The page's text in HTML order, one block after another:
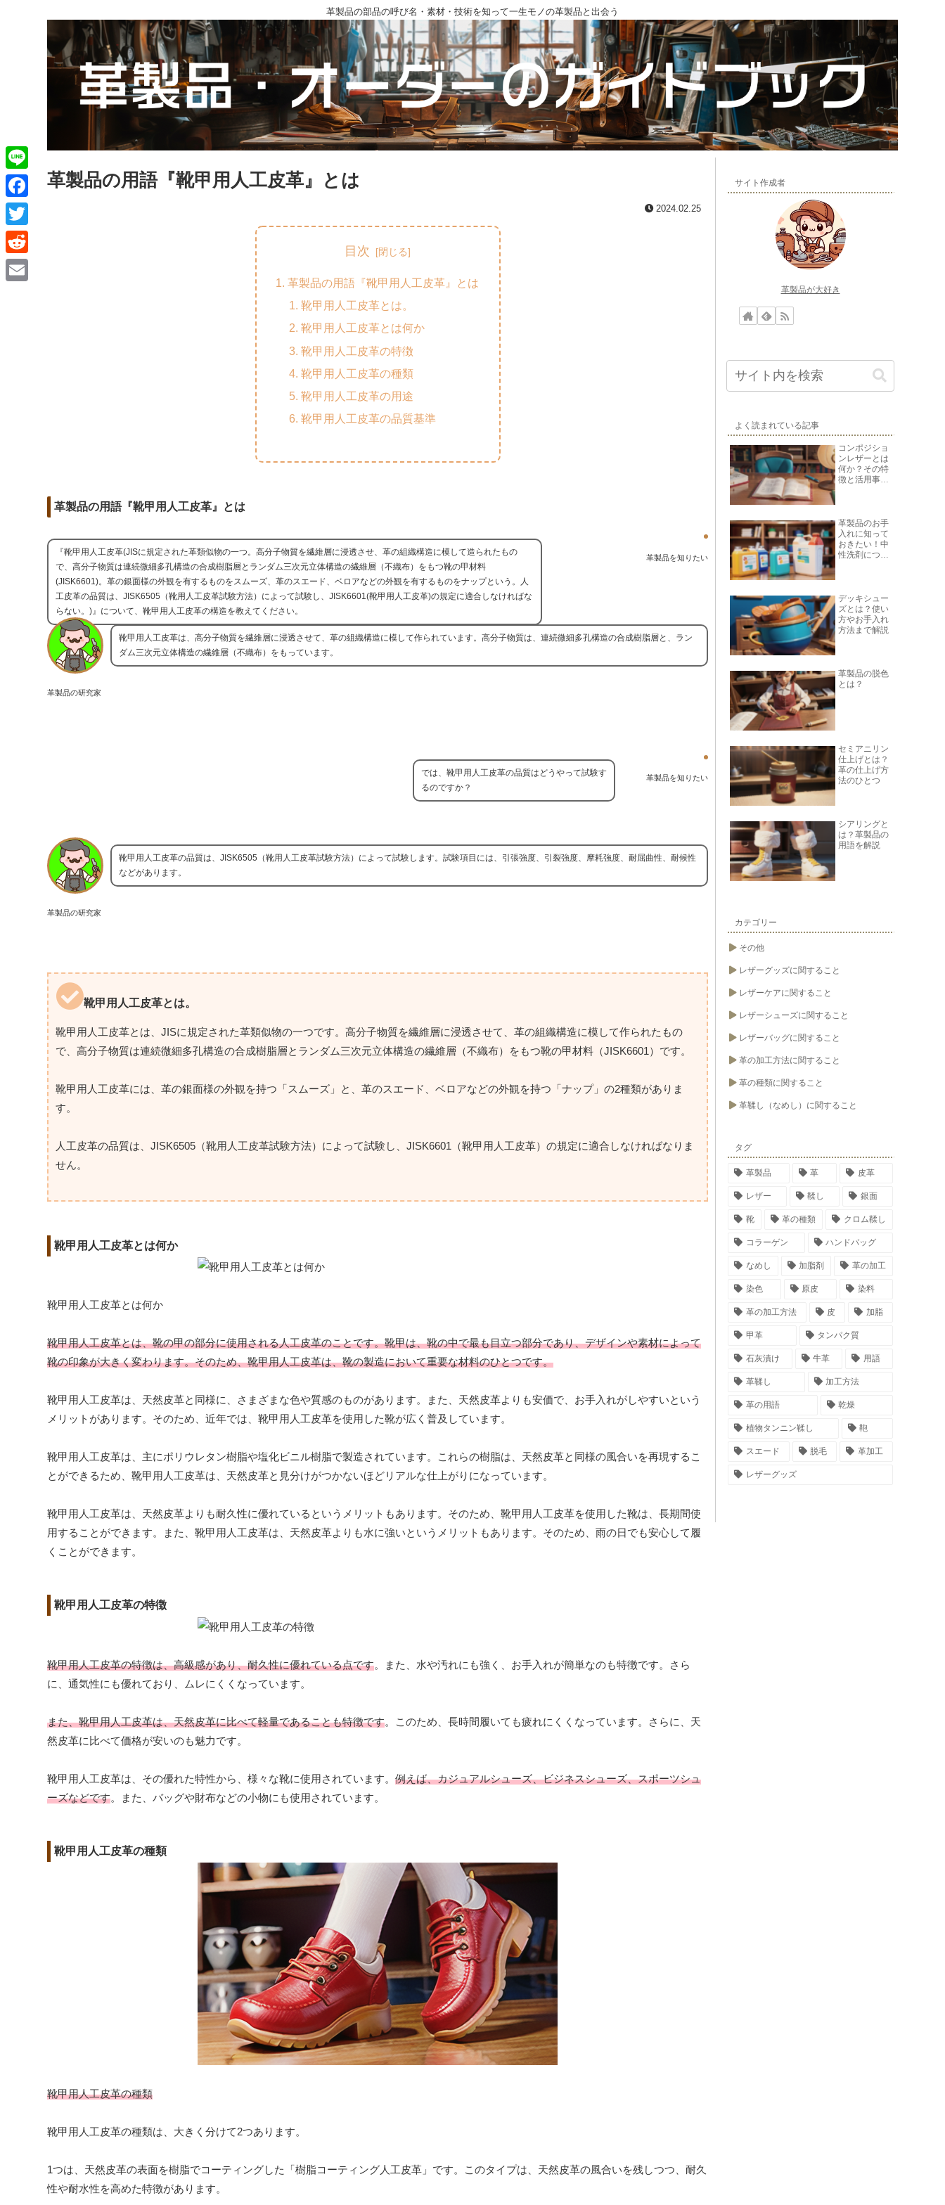
革製品の部品の呼び名・素材・技術を知って一生モノの革製品と出会う
革製品の用語『靴甲用人工皮革』とは
2024.02.25
目次
革製品の用語『靴甲用人工皮革』とは
靴甲用人工皮革とは。
靴甲用人工皮革とは何か
靴甲用人工皮革の特徴
靴甲用人工皮革の種類
靴甲用人工皮革の用途
靴甲用人工皮革の品質基準
革製品の用語『靴甲用人工皮革』とは
革製品を知りたい
『靴甲用人工皮革(JISに規定された革類似物の一つ。高分子物質を繊維層に浸透させ、革の組織構造に模して造られたもの
で、高分子物質は連続微細多孔構造の合成樹脂層とランダム三次元立体構造の繊維層（不織布）をもつ靴の甲材料
(JISK6601)。革の銀面様の外観を有するものをスムーズ、革のスエード、ベロアなどの外観を有するものをナップという。人
工皮革の品質は、JISK6505（靴用人工皮革試験方法）によって試験し、JISK6601(靴甲用人工皮革)の規定に適合しなければな
らない。)』について、靴甲用人工皮革の構造を教えてください。
革製品の研究家
靴甲用人工皮革は、高分子物質を繊維層に浸透させて、革の組織構造に模して作られています。高分子物質は、連続微細多孔構造の合成樹脂層と、ラン
ダム三次元立体構造の繊維層（不織布）をもっています。
革製品を知りたい
では、靴甲用人工皮革の品質はどうやって試験す
るのですか？
革製品の研究家
靴甲用人工皮革の品質は、JISK6505（靴用人工皮革試験方法）によって試験します。試験項目には、引張強度、引裂強度、摩耗強度、耐屈曲性、耐候性
などがあります。
靴甲用人工皮革とは。
靴甲用人工皮革とは、JISに規定された革類似物の一つです。高分子物質を繊維層に浸透させて、革の組織構造に模して作られたもの
で、高分子物質は連続微細多孔構造の合成樹脂層とランダム三次元立体構造の繊維層（不織布）をもつ靴の甲材料（JISK6601）です。
靴甲用人工皮革には、革の銀面様の外観を持つ「スムーズ」と、革のスエード、ベロアなどの外観を持つ「ナップ」の2種類がありま
す。
人工皮革の品質は、JISK6505（靴用人工皮革試験方法）によって試験し、JISK6601（靴甲用人工皮革）の規定に適合しなければなりま
せん。
靴甲用人工皮革とは何か
靴甲用人工皮革とは何か
靴甲用人工皮革とは、靴の甲の部分に使用される人工皮革のことです。靴甲は、靴の中で最も目立つ部分であり、デザインや素材によって
靴の印象が大きく変わります。そのため、靴甲用人工皮革は、靴の製造において重要な材料のひとつです。
靴甲用人工皮革は、天然皮革と同様に、さまざまな色や質感のものがあります。また、天然皮革よりも安価で、お手入れがしやすいという
メリットがあります。そのため、近年では、靴甲用人工皮革を使用した靴が広く普及しています。
靴甲用人工皮革は、主にポリウレタン樹脂や塩化ビニル樹脂で製造されています。これらの樹脂は、天然皮革と同様の風合いを再現するこ
とができるため、靴甲用人工皮革は、天然皮革と見分けがつかないほどリアルな仕上がりになっています。
靴甲用人工皮革は、天然皮革よりも耐久性に優れているというメリットもあります。そのため、靴甲用人工皮革を使用した靴は、長期間使
用することができます。また、靴甲用人工皮革は、天然皮革よりも水に強いというメリットもあります。そのため、雨の日でも安心して履
くことができます。
靴甲用人工皮革の特徴
靴甲用人工皮革の特徴は、高級感があり、耐久性に優れている点です。また、水や汚れにも強く、お手入れが簡単なのも特徴です。さら
に、通気性にも優れており、ムレにくくなっています。
また、靴甲用人工皮革は、天然皮革に比べて軽量であることも特徴です。このため、長時間履いても疲れにくくなっています。さらに、天
然皮革に比べて価格が安いのも魅力です。
靴甲用人工皮革は、その優れた特性から、様々な靴に使用されています。 例えば、カジュアルシューズ、ビジネスシューズ、スポーツシュ
ーズなどです。また、バッグや財布などの小物にも使用されています。
靴甲用人工皮革の種類
靴甲用人工皮革の種類
靴甲用人工皮革の種類は、大きく分けて2つあります。
1つは、天然皮革の表面を樹脂でコーティングした「樹脂コーティング人工皮革」です。このタイプは、天然皮革の風合いを残しつつ、耐久
性や耐水性を高めた特徴があります。
サイト作成者
革製品が大好き
よく読まれている記事
コンポジショ
ンレザーとは
何か？その特
徴と活用事例
革製品のお手
入れに知って
おきたい！中
性洗剤につい
デッキシュー
ズとは？使い
方やお手入れ
方法まで解説
革製品の脱色
とは？
セミアニリン
仕上げとは？
革の仕上げ方
法のひとつ
シアリングと
は？革製品の
用語を解説
カテゴリー
その他
レザーグッズに関すること
レザーケアに関すること
レザーシューズに関すること
レザーバッグに関すること
革の加工方法に関すること
革の種類に関すること
革鞣し（なめし）に関すること
タグ
革製品 革 皮革
レザー 鞣し 銀面
靴 革の種類 クロム鞣し
コラーゲン ハンドバッグ
なめし 加脂剤 革の加工
染色 原皮 染料
革の加工方法 皮 加脂
甲革 タンパク質
石灰漬け 牛革 用語
革鞣し 加工方法
革の用語 乾燥
植物タンニン鞣し 鞄
スエード 脱毛 革加工
レザーグッズ
L
i
n
e
F
a
c
e
T
w
i
R